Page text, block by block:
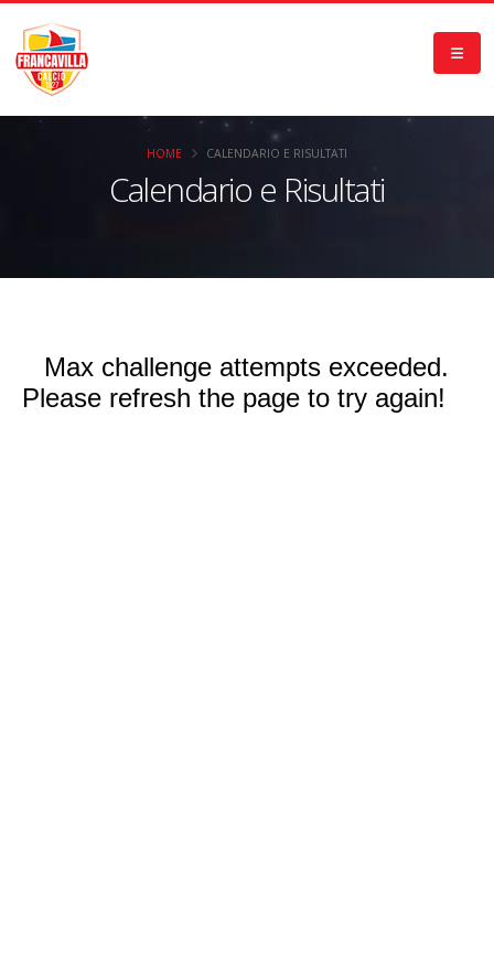
Calendario e Risultati
HOME CALENDARIO E RISULTATI